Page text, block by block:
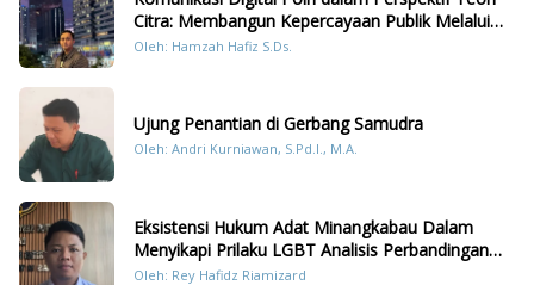
Citra: Membangun Kepercayaan Publik Melalui
Konten Humanis Kesiapsiagaan Bencana di
Oleh: Hamzah Hafiz S.Ds.
Ujung Penantian di Gerbang Samudra
Oleh: Andri Kurniawan, S.Pd.I., M.A.
Eksistensi Hukum Adat Minangkabau Dalam
Menyikapi Prilaku LGBT Analisis Perbandingan
Dengan Hukum Pidana
Oleh: Rey Hafidz Riamizard